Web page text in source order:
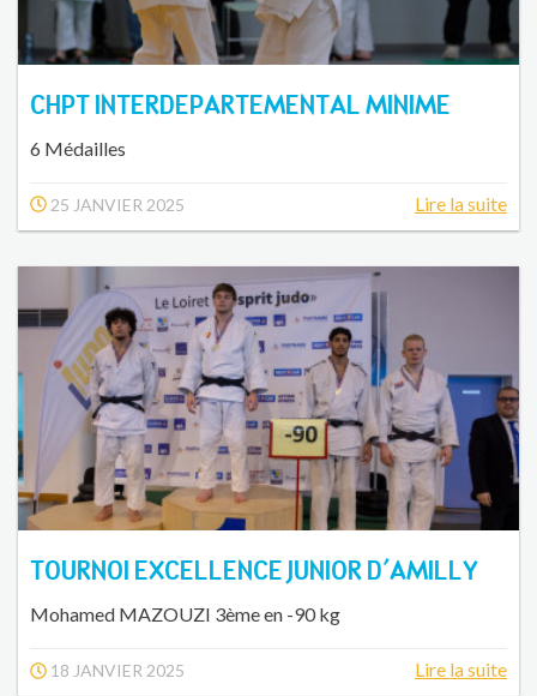
CHPT INTERDEPARTEMENTAL MINIME
6 Médailles
25 JANVIER 2025 Lire la suite
TOURNOI EXCELLENCE JUNIOR D'AMILLY
Mohamed MAZOUZI 3ème en -90 kg
18 JANVIER 2025 Lire la suite